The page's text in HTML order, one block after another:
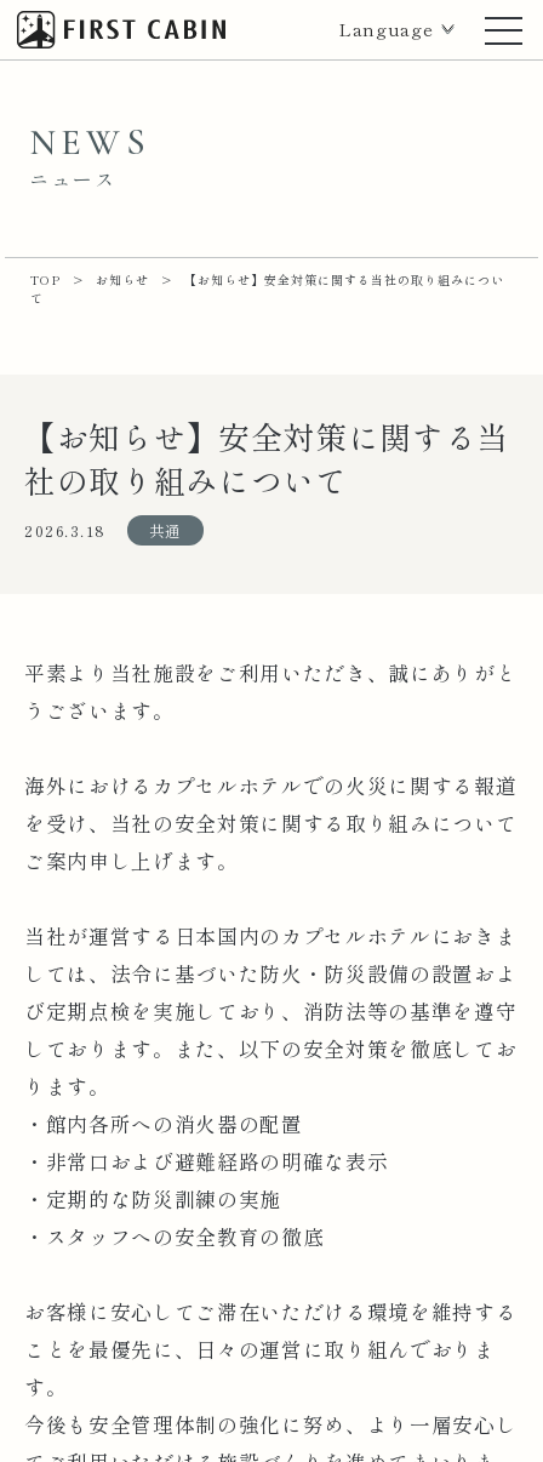
Language
NEWS
ニュース
TOP > お知らせ >
【お知らせ】安全対策に関する当社の取り組みについ
て
【お知らせ】安全対策に関する当
社の取り組みについて
2026.3.18 共通
平素より当社施設をご利用いただき、誠にありがと
うございます。
海外におけるカプセルホテルでの火災に関する報道
を受け、当社の安全対策に関する取り組みについて
ご案内申し上げます。
当社が運営する日本国内のカプセルホテルにおきま
しては、法令に基づいた防火・防災設備の設置およ
び定期点検を実施しており、消防法等の基準を遵守
しております。また、以下の安全対策を徹底してお
ります。
・館内各所への消火器の配置
・非常口および避難経路の明確な表示
・定期的な防災訓練の実施
・スタッフへの安全教育の徹底
お客様に安心してご滞在いただける環境を維持する
ことを最優先に、日々の運営に取り組んでおりま
す。
今後も安全管理体制の強化に努め、より一層安心し